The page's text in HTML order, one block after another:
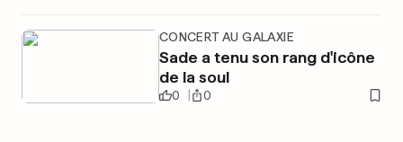
CONCERT AU GALAXIE
Sade a tenu son rang d'icône
de la soul
0 0